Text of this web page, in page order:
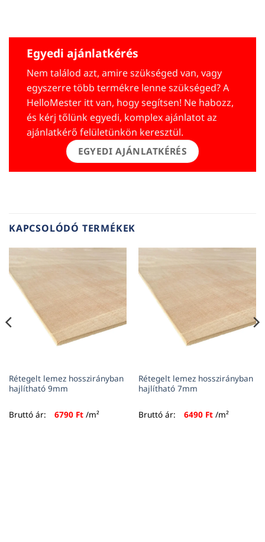
Egyedi ajánlatkérés
Nem találod azt, amire szükséged van, vagy
egyszerre több termékre lenne szükséged? A
HelloMester itt van, hogy segítsen! Ne habozz,
és kérj tőlünk egyedi, komplex ajánlatot az
ajánlatkérő felületünkön keresztül.
EGYEDI AJÁNLATKÉRÉS
KAPCSOLÓDÓ TERMÉKEK
Rétegelt lemez hosszirányban
hajlítható 9mm
Bruttó ár: 6790 Ft/m²
Rétegelt lemez hosszirányban
hajlítható 7mm
Bruttó ár: 6490 Ft/m²